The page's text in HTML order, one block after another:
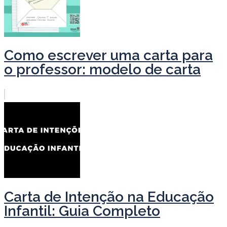
Como escrever uma carta para
o professor: modelo de carta
Carta de Intenção na Educação
Infantil: Guia Completo